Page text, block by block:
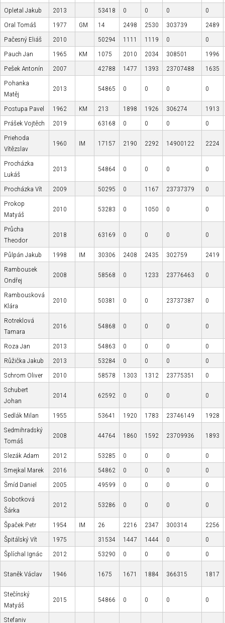
Opletal Jakub
2013 53418 0 0 0
0
Oral Tomáš
1977 GM 14 2498 2530 303739
2489
Pačesný Eliáš
2010 50294 1111 1119 0
0
Pauch Jan
1965 KM 1075 2010 2034 308501
1996
Pešek Antonín
2007 42788 1477 1393 23707488
1635
Pohanka
Matěj
2013 54865 0 0 0 0
Postupa Pavel 1962 KM 213 1898 1926 306274
1913
Prášek Vojtěch
2019 63168 0 0 0
0
Priehoda
Vítězslav
1960 IM 17157 2190 2292 14900122 2224
Procházka
Lukáš
2013 54864 0 0 0 0
Procházka Vít 2009 50295 0 1167 23737379
0
Prokop
Matyáš
2010 53283 0 1050 0 0
Průcha
Theodor
2018 63169 0 0 0 0
Půlpán Jakub 1998 IM 30306 2408 2435 302759
2419
Rambousek
Ondřej
2008 58568 0 1233 23776463 0
Rambousková
Klára
2010 50381 0 0 23737387 0
Rotreklová
Tamara
2016 54868 0 0 0 0
Roza Jan 2013 54863 0 0 0
0
Růžička Jakub
2013 53284 0 0 0
0
Schrom Oliver
2010 58578 1303 1312 23775351
0
Schubert
Johan
2014 62592 0 0 0 0
Sedlák Milan 1955 53641 1920 1783 23746149
1928
Sedmihradský
Tomáš
2008 44764 1860 1592 23709936 1893
Slezák Adam 2012 53285 0 0 0
0
Smejkal Marek
2016 54862 0 0 0
0
Šmíd Daniel
2005 49599 0 0 0
0
Sobotková
Šárka
2012 53286 0 0 0 0
Špaček Petr 1954 IM 26 2216 2347 300314
2256
Špitálský Vít
1975 31534 1447 1444 0
0
Šplíchal Ignác
2012 53290 0 0 0 0
Staněk Václav 1946 1675 1671 1884 366315 1817
Stečínský
Matyáš
2015 54866 0 0 0 0
Stefaniv